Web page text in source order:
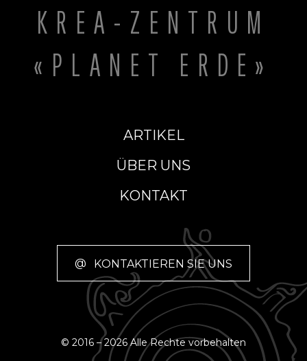
KREA-ZENTRUM
«PLANET ERDE»
ARTIKEL
ÜBER UNS
KONTAKT
@ KONTAKTIEREN SIE UNS
© 2016 – 2026 Alle Rechte vorbehalten